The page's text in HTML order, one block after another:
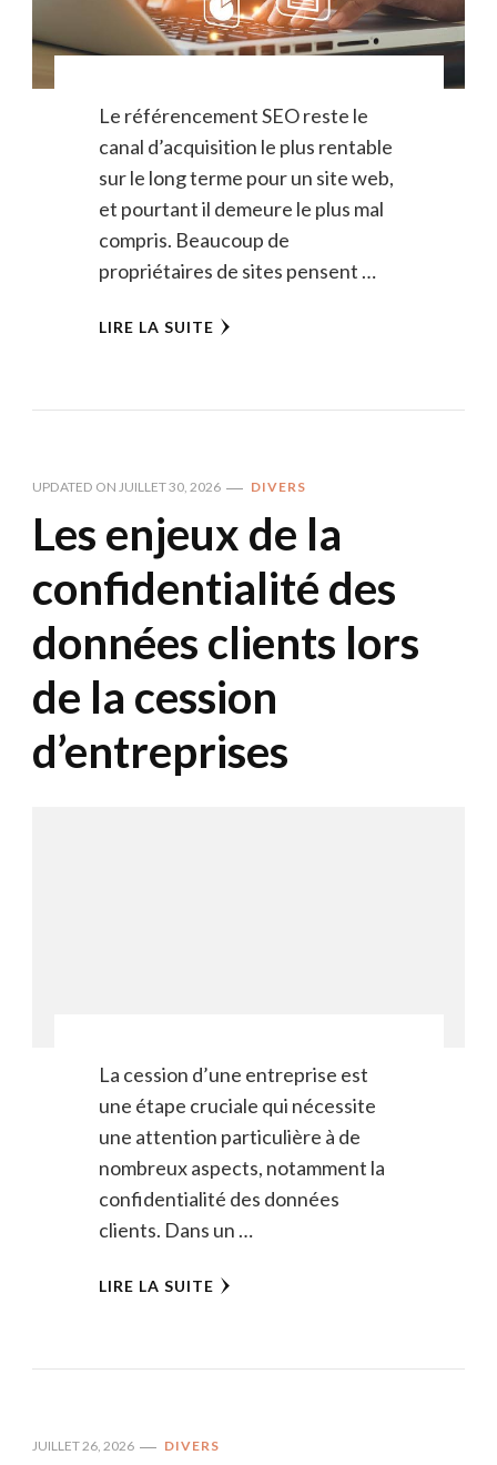
Le référencement SEO reste le
canal d’acquisition le plus rentable
sur le long terme pour un site web,
et pourtant il demeure le plus mal
compris. Beaucoup de
propriétaires de sites pensent …
LIRE LA SUITE
UPDATED ON JUILLET 30, 2026 DIVERS
Les enjeux de la
confidentialité des
données clients lors
de la cession
d’entreprises
La cession d’une entreprise est
une étape cruciale qui nécessite
une attention particulière à de
nombreux aspects, notamment la
confidentialité des données
clients. Dans un …
LIRE LA SUITE
JUILLET 26, 2026 DIVERS